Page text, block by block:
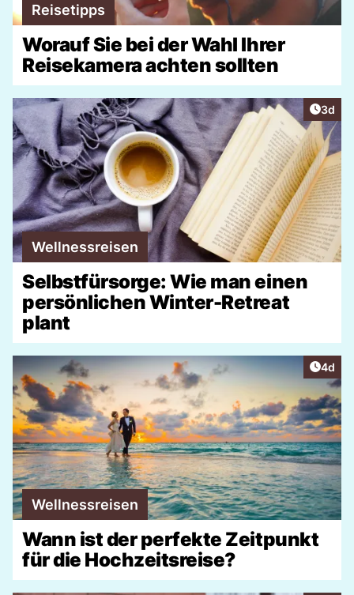
Reisetipps
Worauf Sie bei der Wahl Ihrer
Reisekamera achten sollten
3d
Wellnessreisen
Selbstfürsorge: Wie man einen
persönlichen Winter-Retreat
plant
4d
Wellnessreisen
Wann ist der perfekte Zeitpunkt
für die Hochzeitsreise?